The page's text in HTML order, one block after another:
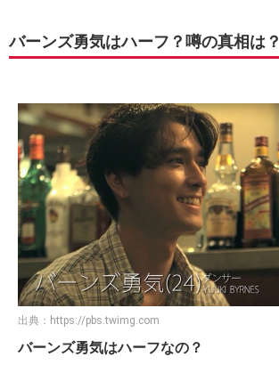
バーンズ勇気はハーフ？噂の真相は？
出典： https://pbs.twimg.com
バーンズ勇気はハーフなの？